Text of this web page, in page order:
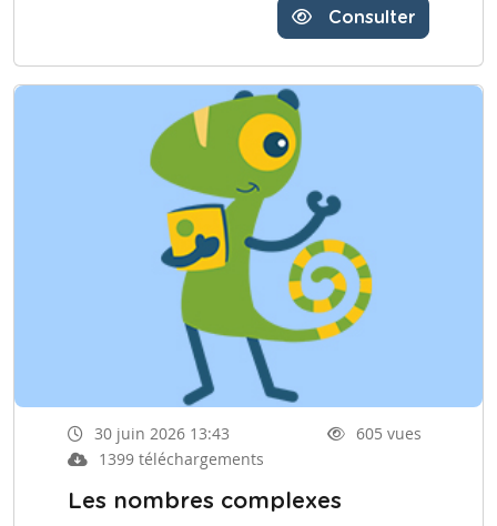
Consulter
30 juin 2026 13:43
605 vues
1399 téléchargements
Les nombres complexes